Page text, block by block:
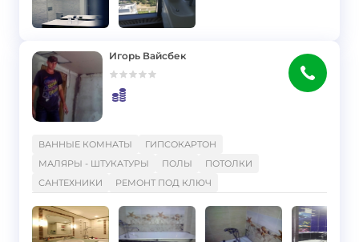
Игорь Вайсбек
ВАННЫЕ КОМНАТЫ
ГИПСОКАРТОН
МАЛЯРЫ - ШТУКАТУРЫ
ПОЛЫ
ПОТОЛКИ
САНТЕХНИКИ
РЕМОНТ ПОД КЛЮЧ